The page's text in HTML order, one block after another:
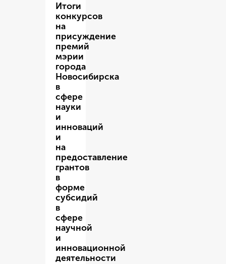
Итоги
конкурсов
на
присуждение
премий
мэрии
города
Новосибирска
в
сфере
науки
и
инноваций
и
на
предоставление
грантов
в
форме
субсидий
в
сфере
научной
и
инновационной
деятельности